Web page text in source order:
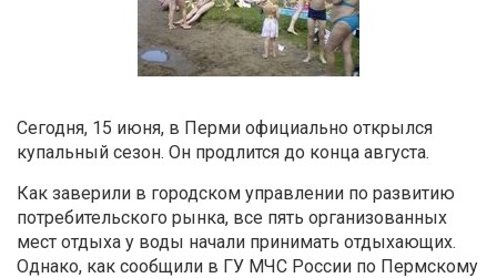
Сегодня, 15 июня, в Перми официально открылся
купальный сезон. Он продлится до конца августа.
Как заверили в городском управлении по развитию
потребительского рынка, все пять организованных
мест отдыха у воды начали принимать отдыхающих.
Однако, как сообщили в ГУ МЧС России по Пермскому